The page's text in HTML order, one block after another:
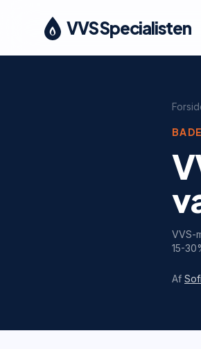
VVS Specialisten
VVS-
15-
Af